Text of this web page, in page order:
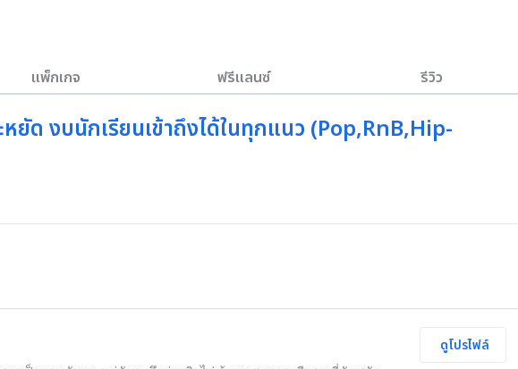
แพ็กเกจ ฟรีแลนซ์ รีวิว
หยัด งบนักเรียนเข้าถึงได้ในทุกแนว (Pop,RnB,Hip-
ดูโปรไฟล์